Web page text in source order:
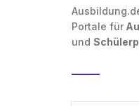
Portale für
und